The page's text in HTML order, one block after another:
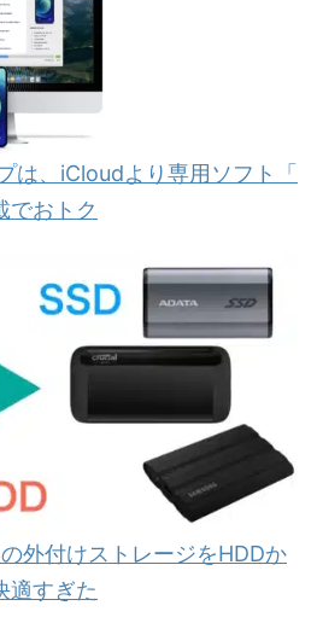
は、iCloudより専用ソフト「
でおトク
外付けストレージをHDDか
適すぎた